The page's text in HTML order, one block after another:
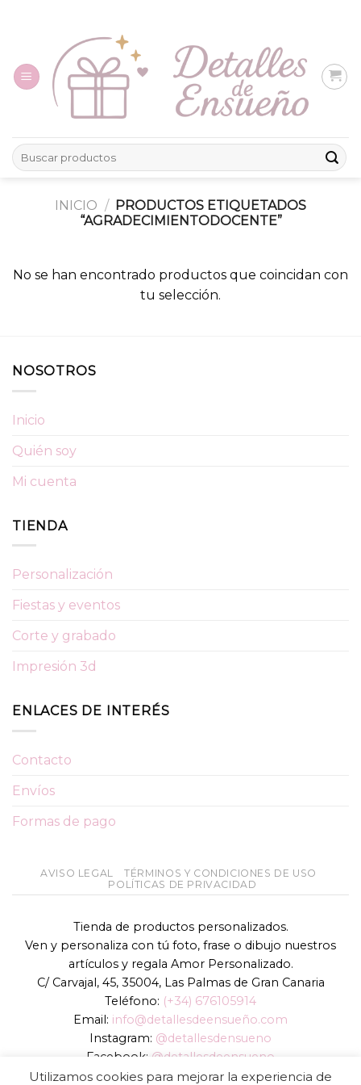
Buscar
por:
INICIO / PRODUCTOS ETIQUETADOS
“AGRADECIMIENTODOCENTE”
No se han encontrado productos que coincidan con
tu selección.
NOSOTROS
Inicio
Quién soy
Mi cuenta
TIENDA
Personalización
Fiestas y eventos
Corte y grabado
Impresión 3d
ENLACES DE INTERÉS
Contacto
Envíos
Formas de pago
AVISO LEGAL
TÉRMINOS Y CONDICIONES DE USO
POLÍTICAS DE PRIVACIDAD
Tienda de productos personalizados.
Ven y personaliza con tú foto, frase o dibujo nuestros
artículos y regala Amor Personalizado.
C/ Carvajal, 45, 35004, Las Palmas de Gran Canaria
Teléfono: (+34) 676105914
Email: info@detallesdeensueño.com
Instagram: @detallesdensueno
Facebook: @detallesdeensueno
TikTok: @detallesdensueno
Utilizamos cookies para mejorar la experiencia de